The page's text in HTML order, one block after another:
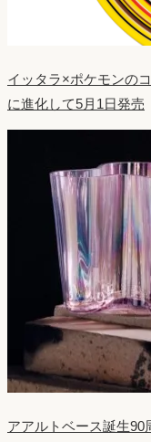
イッタラ×ポケモンの
に進化して5月1日発売
アアルトベース誕生90